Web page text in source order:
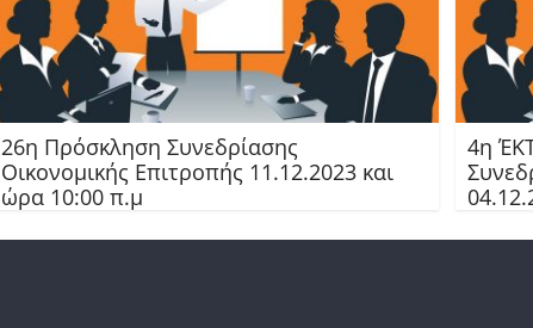
26η Πρόσκληση Συνεδρίασης
Οικονομικής Επιτροπής 11.12.2023 και
ώρα 10:00 π.μ
4η